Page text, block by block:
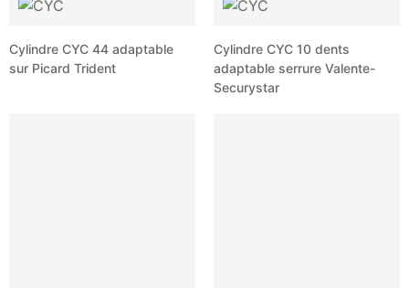
Cylindre CYC 44 adaptable
sur Picard Trident
Cylindre CYC 10 dents
adaptable serrure Valente-
Securystar